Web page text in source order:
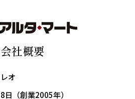
会社概要
オ
日（創業2005年）